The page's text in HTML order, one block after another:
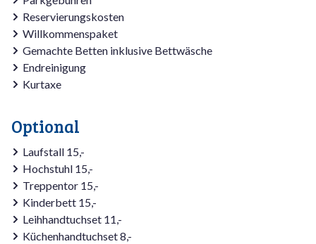
Reservierungskosten
Willkommenspaket
Gemachte Betten inklusive Bettwäsche
Endreinigung
Kurtaxe
Optional
Laufstall 15,-
Hochstuhl 15,-
Treppentor 15,-
Kinderbett 15,-
Leihhandtuchset 11,-
Küchenhandtuchset 8,-